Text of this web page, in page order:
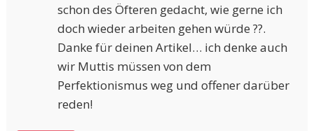
schon des Öfteren gedacht, wie gerne ich
doch wieder arbeiten gehen würde ??.
Danke für deinen Artikel… ich denke auch
wir Muttis müssen von dem
Perfektionismus weg und offener darüber
reden!